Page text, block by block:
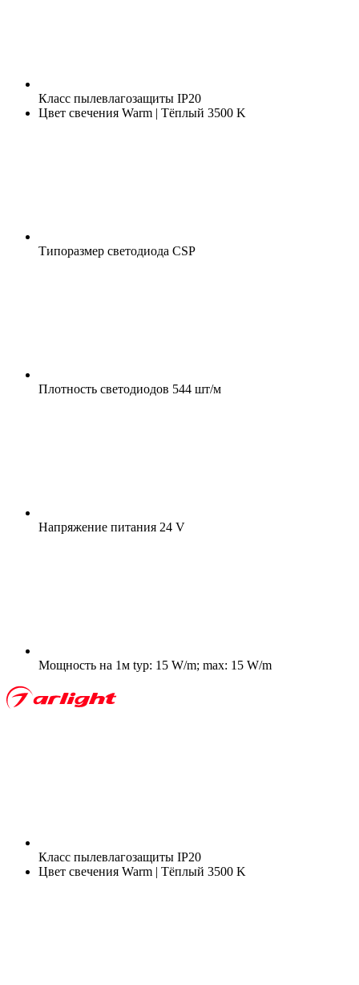
Класс пылевлагозащиты IP20
Цвет свечения Warm | Тёплый 3500 K
Типоразмер светодиода CSP
Плотность светодиодов 544 шт/м
Напряжение питания 24 V
Мощность на 1м typ: 15 W/m; max: 15 W/m
Класс пылевлагозащиты IP20
Цвет свечения Warm | Тёплый 3500 K